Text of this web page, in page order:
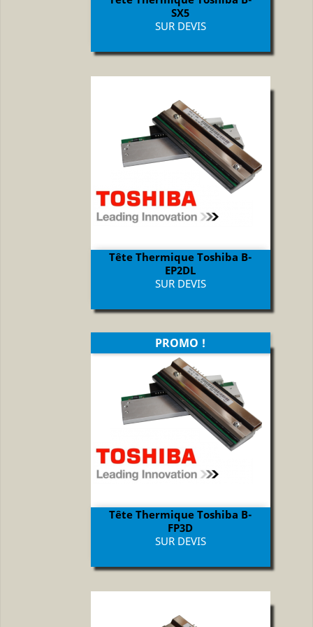
SX5
Prix
SUR DEVIS
Tête Thermique Toshiba B-
EP2DL
Prix
SUR DEVIS
Tête Thermique Toshiba B-
FP3D
Prix
SUR DEVIS
PROMO !